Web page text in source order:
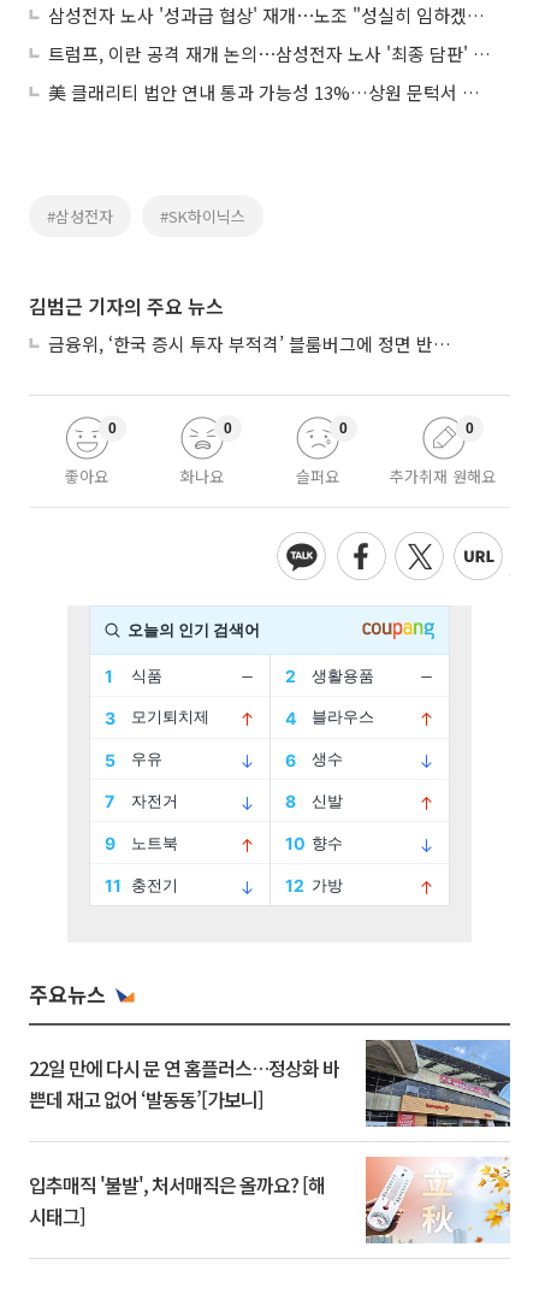
삼성전자 노사 '성과급 협상' 재개⋯노조 "성실히 임하겠다"
트럼프, 이란 공격 재개 논의⋯삼성전자 노사 '최종 담판' 돌입 外
美 클래리티 법안 연내 통과 가능성 13%…상원 문턱서 제동
#삼성전자 #SK하이닉스
김범근 기자의 주요 뉴스
금융위, ‘한국 증시 투자 부적격’ 블룸버그에 정면 반박…“근거 불분명”
좋아요
0
화나요
0
슬퍼요
0
추가취재 원해요
0
주요뉴스
22일 만에 다시 문 연 홈플러스…정상화 바
쁜데 재고 없어 ‘발동동’[가보니]
입추매직 '불발', 처서매직은 올까요? [해
시태그]